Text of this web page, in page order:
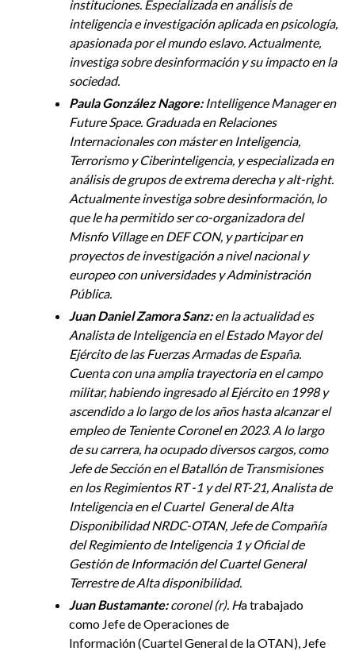
instituciones. Especializada en análisis de
inteligencia e investigación aplicada en psicología,
apasionada por el mundo eslavo. Actualmente,
investiga sobre desinformación y su impacto en la
sociedad.
Paula González Nagore: Intelligence Manager en
Future Space. Graduada en Relaciones
Internacionales con máster en Inteligencia,
Terrorismo y Ciberinteligencia, y especializada en
análisis de grupos de extrema derecha y alt-right.
Actualmente investiga sobre desinformación, lo
que le ha permitido ser co-organizadora del
Misnfo Village en DEF CON, y participar en
proyectos de investigación a nivel nacional y
europeo con universidades y Administración
Pública.
Juan Daniel Zamora Sanz:en la actualidad es
Analista de Inteligencia en el Estado Mayor del
Ejército de las Fuerzas Armadas de España.
Cuenta con una amplia trayectoria en el campo
militar, habiendo ingresado al Ejército en 1998 y
ascendido a lo largo de los años hasta alcanzar el
empleo de Teniente Coronel en 2023. A lo largo
de su carrera, ha ocupado diversos cargos, como
Jefe de Sección en el Batallón de Transmisiones
en los Regimientos RT -1 y del RT-21, Analista de
Inteligencia en el Cuartel General de Alta
Disponibilidad NRDC-OTAN, Jefe de Compañía
del Regimiento de Inteligencia 1 y Oficial de
Gestión de Información del Cuartel General
Terrestre de Alta disponibilidad.
Juan Bustamante:coronel (r). Ha trabajado
como Jefe de Operaciones de
Información (Cuartel General de la OTAN), Jefe